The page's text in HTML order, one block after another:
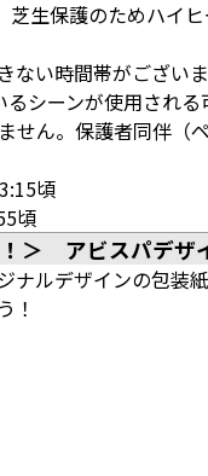
生保護のためハイ
い時間帯がござい
シーンが使用され
ん。保護者同伴（
頃
頃
＞ アビスパデザ
ルデザインの包装
！